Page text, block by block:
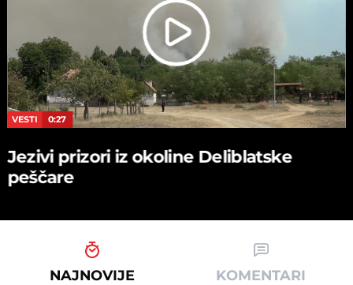
VESTI 0:27
Jezivi prizori iz okoline Deliblatske
peščare
NAJNOVIJE KOMENTARI